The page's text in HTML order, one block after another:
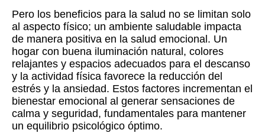
Pero los beneficios para la salud no se limitan solo
al aspecto físico; un ambiente saludable impacta
de manera positiva en la salud emocional. Un
hogar con buena iluminación natural, colores
relajantes y espacios adecuados para el descanso
y la actividad física favorece la reducción del
estrés y la ansiedad. Estos factores incrementan el
bienestar emocional al generar sensaciones de
calma y seguridad, fundamentales para mantener
un equilibrio psicológico óptimo.